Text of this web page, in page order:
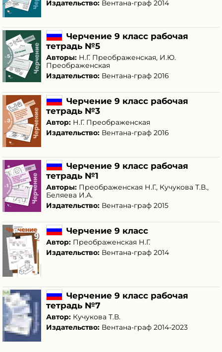
Издательство: Вентана-граф 2014
Черчение 9 класс рабочая
тетрадь №5
Авторы: Н.Г. Преображенская, И.Ю.
Преображенская
Издательство: Вентана-граф 2016
Черчение 9 класс рабочая
тетрадь №3
Автор: Н.Г. Преображенская
Издательство: Вентана-граф 2016
Черчение 9 класс рабочая
тетрадь №1
Авторы: Преображенская Н.Г., Кучукова Т.В.,
Беляева И.А.
Издательство: Вентана-граф 2015
Черчение 9 класс
Автор: Преображенская Н.Г.
Издательство: Вентана-граф 2014
Черчение 9 класс рабочая
тетрадь №7
Автор: Кучукова Т.В.
Издательство: Вентана-граф 2014-2023